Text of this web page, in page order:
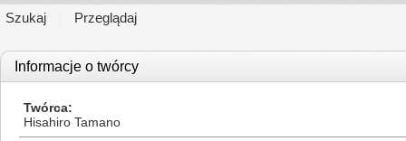
Szukaj Przeglądaj
Informacje o twórcy
Twórca
Hisahiro Tamano